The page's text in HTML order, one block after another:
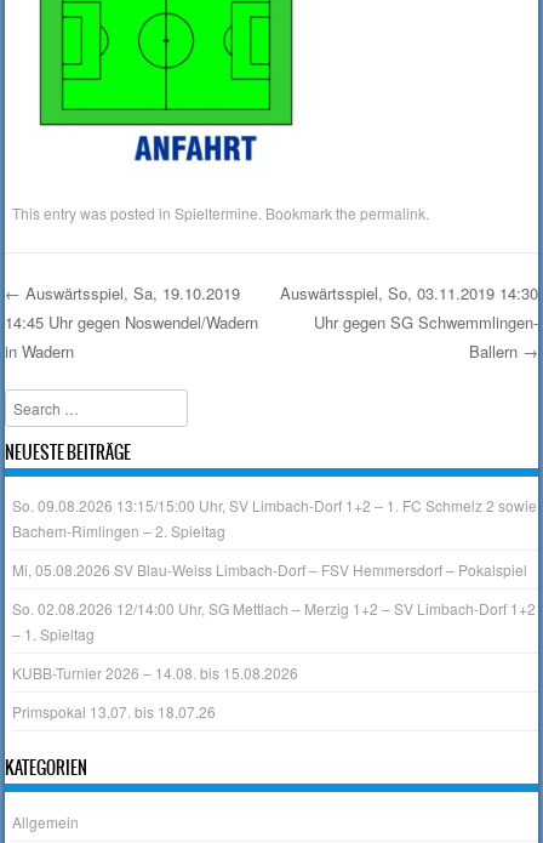
This entry was posted inSpieltermine . Bookmark thepermalink
Post navigation
← Auswärtsspiel, Sa, 19.10.2019
14:45 Uhr gegen Noswendel/Wadern
in Wadern
Auswärtsspiel, So, 03.11.2019 14:30
Uhr gegen SG Schwemmlingen-
Ballern →
Search
NEUESTE BEITRÄGE
So. 09.08.2026 13:15/15:00 Uhr, SV Limbach-Dorf 1+2 – 1. FC Schmelz 2 sowie
Bachem-Rimlingen – 2. Spieltag
Mi, 05.08.2026 SV Blau-Weiss Limbach-Dorf – FSV Hemmersdorf – Pokalspiel
So. 02.08.2026 12/14:00 Uhr, SG Mettlach – Merzig 1+2 – SV Limbach-Dorf 1+2
– 1. Spieltag
KUBB-Turnier 2026 – 14.08. bis 15.08.2026
Primspokal 13.07. bis 18.07.26
KATEGORIEN
Allgemein